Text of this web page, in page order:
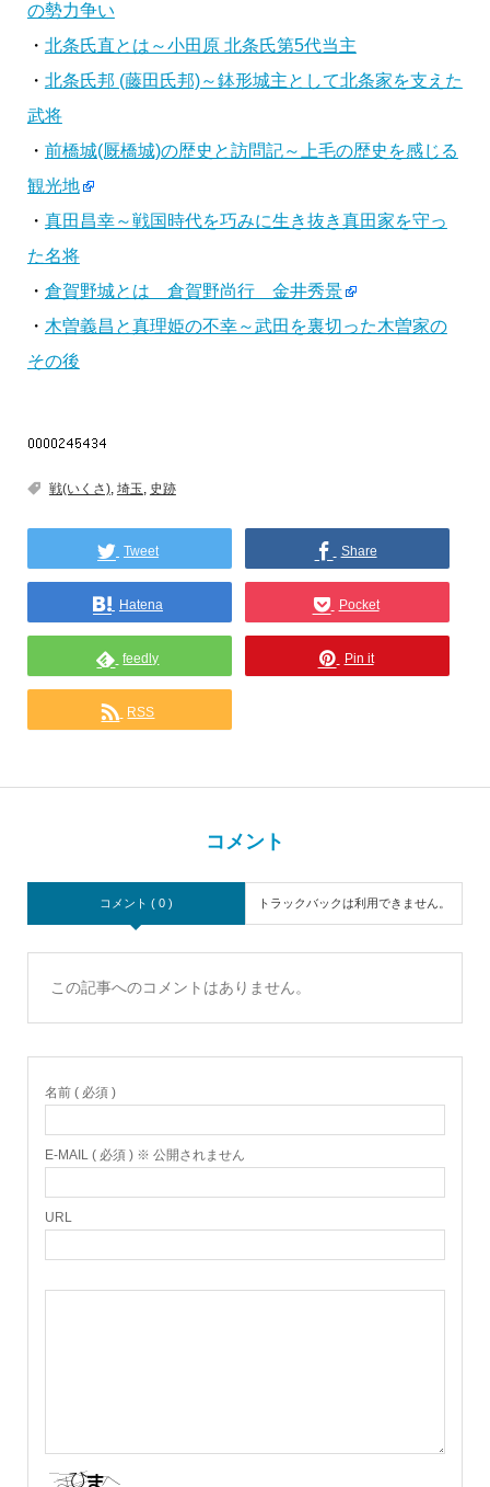
の勢力争い
・ 北条氏直とは～小田原 北条氏第5代当主
・ 北条氏邦 (藤田氏邦)～鉢形城主として北条家を支えた
武将
・ 前橋城(厩橋城)の歴史と訪問記～上毛の歴史を感じる
観光地
・ 真田昌幸～戦国時代を巧みに生き抜き真田家を守っ
た名将
・ 倉賀野城とは 倉賀野尚行 金井秀景
・ 木曽義昌と真理姫の不幸～武田を裏切った木曽家の
その後
戦(いくさ), 埼玉, 史跡
Tweet Share
Hatena Pocket
feedly Pin it
RSS
コメント
コメント ( 0 ) トラックバックは利用できません。
この記事へのコメントはありません。
名前 ( 必須 )
E-MAIL ( 必須 ) ※ 公開されません
URL